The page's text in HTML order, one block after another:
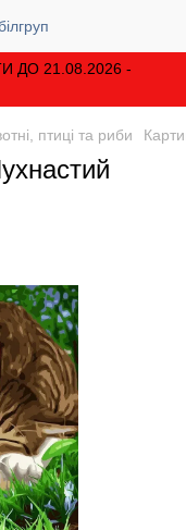
ДО 21.08.2026 -
птиці та риби